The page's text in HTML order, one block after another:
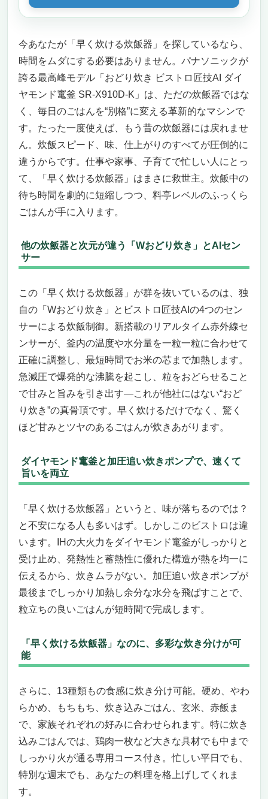
今あなたが「早く炊ける炊飯器」を探しているなら、
時間をムダにする必要はありません。パナソニックが
誇る最高峰モデル「おどり炊き ビストロ匠技AI ダイ
ヤモンド竃釜 SR-X910D-K」は、ただの炊飯器ではな
く、毎日のごはんを“別格”に変える革新的なマシンで
す。たった一度使えば、もう昔の炊飯器には戻れませ
ん。炊飯スピード、味、仕上がりのすべてが圧倒的に
違うからです。仕事や家事、子育てで忙しい人にとっ
て、「早く炊ける炊飯器」はまさに救世主。炊飯中の
待ち時間を劇的に短縮しつつ、料亭レベルのふっくら
ごはんが手に入ります。
他の炊飯器と次元が違う「Wおどり炊き」とAIセン
サー
この「早く炊ける炊飯器」が群を抜いているのは、独
自の「Wおどり炊き」とビストロ匠技AIの4つのセン
サーによる炊飯制御。新搭載のリアルタイム赤外線セ
ンサーが、釜内の温度や水分量を一粒一粒に合わせて
正確に調整し、最短時間でお米の芯まで加熱します。
急減圧で爆発的な沸騰を起こし、粒をおどらせること
で甘みと旨みを引き出す—これが他社にはない“おど
り炊き”の真骨頂です。早く炊けるだけでなく、驚く
ほど甘みとツヤのあるごはんが炊きあがります。
ダイヤモンド竃釜と加圧追い炊きポンプで、速くて
旨いを両立
「早く炊ける炊飯器」というと、味が落ちるのでは？
と不安になる人も多いはず。しかしこのビストロは違
います。IHの大火力をダイヤモンド竃釜がしっかりと
受け止め、発熱性と蓄熱性に優れた構造が熱を均一に
伝えるから、炊きムラがない。加圧追い炊きポンプが
最後までしっかり加熱し余分な水分を飛ばすことで、
粒立ちの良いごはんが短時間で完成します。
「早く炊ける炊飯器」なのに、多彩な炊き分けが可
能
さらに、13種類もの食感に炊き分け可能。硬め、やわ
らかめ、もちもち、炊き込みごはん、玄米、赤飯ま
で、家族それぞれの好みに合わせられます。特に炊き
込みごはんでは、鶏肉一枚など大きな具材でも中まで
しっかり火が通る専用コース付き。忙しい平日でも、
特別な週末でも、あなたの料理を格上げしてくれま
す。